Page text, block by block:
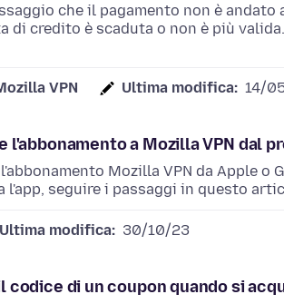
che il pagamento non è
di credito è scaduta o non è più
VPN Ultima modifica: 14/
l'abbonamento a Mozilla VPN dal
Mozilla VPN da Apple o
l'app, seguire i passaggi in questo
Ultima modifica: 30/10/23
codice di un coupon quando si